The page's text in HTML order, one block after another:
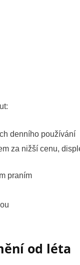
denního používání
za nižší cenu,
praním
od léta